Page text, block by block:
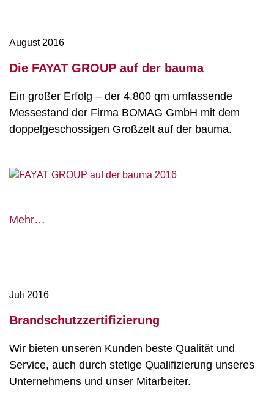
August 2016
Die FAYAT GROUP auf der bauma
Ein großer Erfolg – der 4.800 qm umfassende
Messestand der Firma BOMAG GmbH mit dem
doppelgeschossigen Großzelt auf der bauma.
Mehr…
bauma
Juli 2016
Brandschutzzertifizierung
Wir bieten unseren Kunden beste Qualität und
Service, auch durch stetige Qualifizierung unseres
Unternehmens und unser Mitarbeiter.